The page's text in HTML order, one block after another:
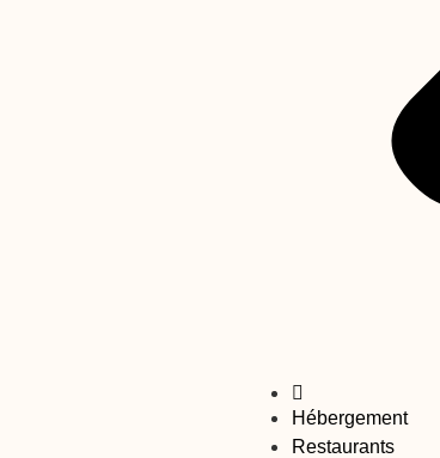
Hébergement
Restaurants